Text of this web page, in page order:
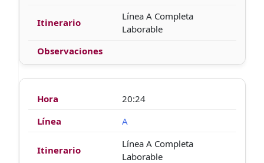
Línea A Completa
Laborable
20:24
A
Línea A Completa
Laborable